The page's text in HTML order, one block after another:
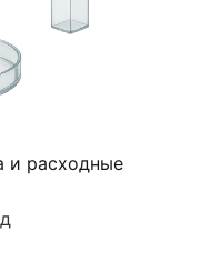
и расходные